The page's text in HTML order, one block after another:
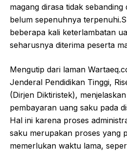
magang dirasa tidak
belum sepenuhnya
beberapa kali keterlambatan
seharusnya diterima peserta
Mengutip dari laman
Jenderal Pendidikan Tinggi,
(Dirjen Diktiristek),
pembayaran uang saku pada
Hal ini karena proses
saku merupakan proses yang
memerlukan waktu lama,